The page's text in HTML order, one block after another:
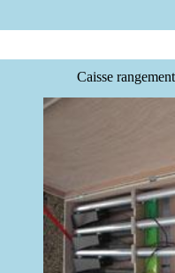
Caisse